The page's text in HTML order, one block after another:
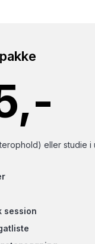
eller studie i
session